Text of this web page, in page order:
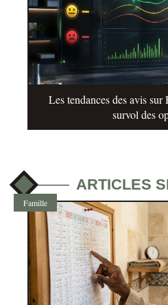
Les tendances des avis
survol des
ARTICLES
Famille